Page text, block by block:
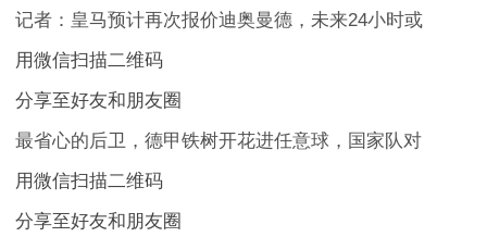
记者：皇马预计再次报价迪奥曼德，未来24小时或
用微信扫描二维码
分享至好友和朋友圈
最省心的后卫，德甲铁树开花进任意球，国家队对
用微信扫描二维码
分享至好友和朋友圈